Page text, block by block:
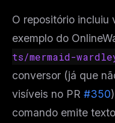
O repositório incluiu
exemplo do
ts/mermaid-
conversor (já que
visíveis no PR #350
comando emite